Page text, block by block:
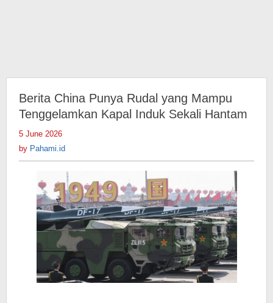
Berita China Punya Rudal yang Mampu
Tenggelamkan Kapal Induk Sekali Hantam
5 June 2026
by Pahami.id